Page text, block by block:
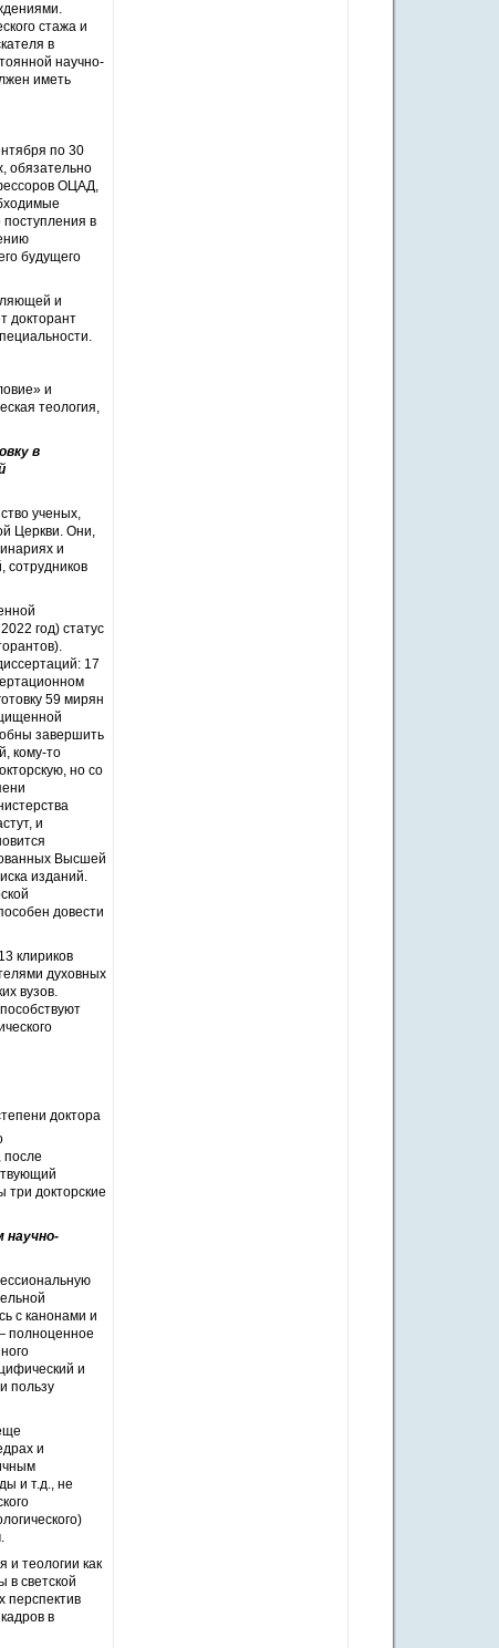
стажа и
в
научно-
иметь
по 30
обязательно
ОЦАД,
в
будущего
и
докторант
и
теология,
в
ученых,
Церкви. Они,
и
сотрудников
год) статус
17
59 мирян
завершить
кому-то
но со
и
Высшей
изданий.
довести
клириков
духовных
вузов.
доктора
после
докторские
научно-
с канонами и
полноценное
и
пользу
и
и т.д., не
и теологии как
в светской
перспектив
в